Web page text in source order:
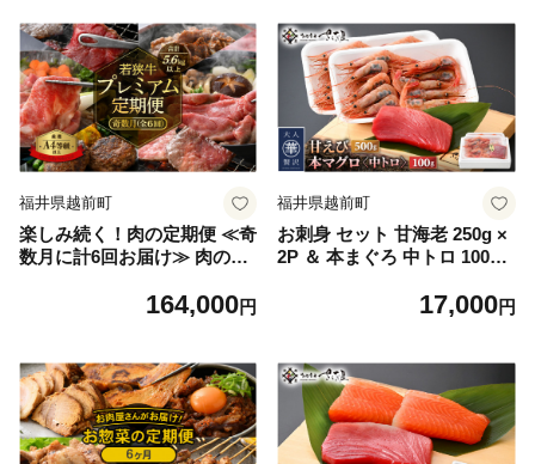
しゃぶしゃぶ ハンバーグ サ
ーロイン 焼肉 バーべキュー
毎月届くお楽しみ 】 [e02-r00
福井県越前町
楽しみ続く！肉の定期便 ≪奇
数月に計6回お届け≫ 肉の定
牛「若狭牛」を奇数月に6回
すき焼き しゃぶしゃぶ ハン
バーグ 焼肉 バーべキュー お
楽しみ 冷凍 】 [e02-l001]
164,000円
福井県越前町
お刺身 セット 甘海老 250g ×
2P ＆ 本まぐろ 中トロ 100g
身 えび エビ 海老 マグロ
17,000円